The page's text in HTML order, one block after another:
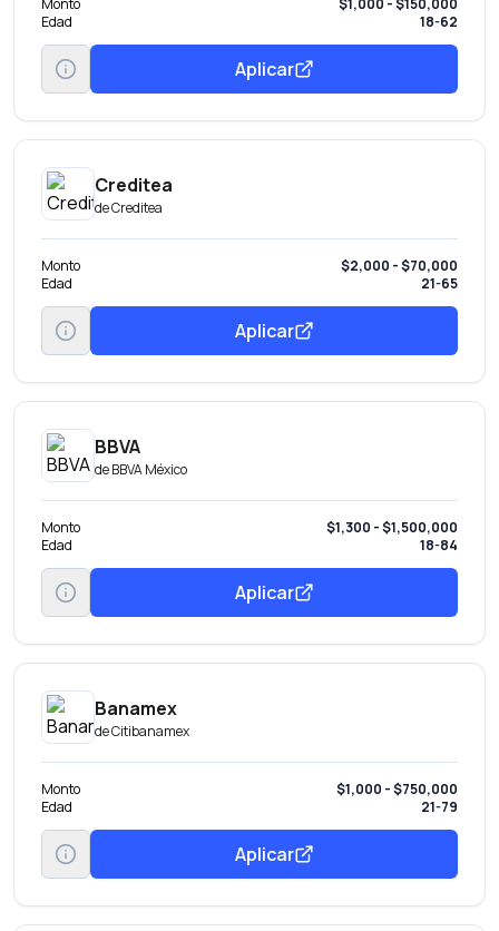
Monto
$1,000 - $150,000
Edad
18-62
Aplicar
Creditea
deCreditea
Monto
$2,000 - $70,000
Edad
21-65
Aplicar
BBVA
deBBVA México
Monto
$1,300 - $1,500,000
Edad
18-84
Aplicar
Banamex
deCitibanamex
Monto
$1,000 - $750,000
Edad
21-79
Aplicar